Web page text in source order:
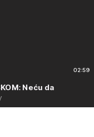
02:59
Neću da